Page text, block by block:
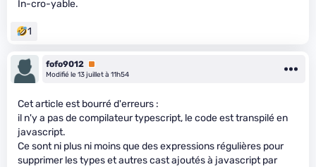
In-cro-yable.
1
fofo9012 Premium
Modifié le 13 juillet à 11h54
Cet article est bourré d'erreurs :
il n'y a pas de compilateur typescript, le code est transpilé en
javascript.
Ce sont ni plus ni moins que des expressions régulières pour
supprimer les types et autres cast ajoutés à javascript par